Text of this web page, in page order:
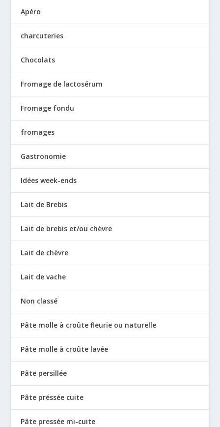
Apéro
charcuteries
Chocolats
Fromage de lactosérum
Fromage fondu
fromages
Gastronomie
Idées week-ends
Lait de Brebis
Lait de brebis et/ou chèvre
Lait de chèvre
Lait de vache
Non classé
Pâte molle à croûte fleurie ou naturelle
Pâte molle à croûte lavée
Pâte persillée
Pâte préssée cuite
Pâte pressée mi-cuite